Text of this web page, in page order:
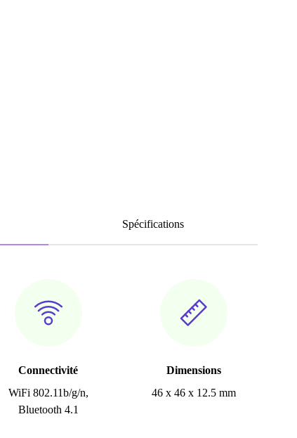
Spécifications
Connectivité
WiFi 802.11b/g/n,
Bluetooth 4.1
Dimensions
46 x 46 x 12.5 mm